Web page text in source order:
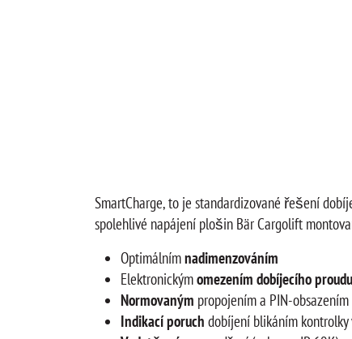
SmartCharge, to je standardizované řešení
spolehlivé napájení plošin Bär Cargolift
Optimálnímnadimenzováním
Elektronickýmomezením dobíjecího proudu
Normovaným propojením a PIN-
Indikací poruch dobíjení blikáním